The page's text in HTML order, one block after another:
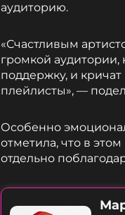
аудиторию.
«Счастливым
громкой аудитории,
поддержку, и
плейлисты», —
Особенно
отметила, что в
отдельно